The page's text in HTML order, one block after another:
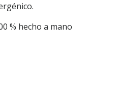
% hecho a mano